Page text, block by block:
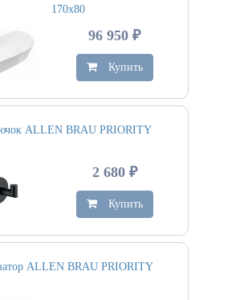
170х80
96 950 ₽
Купить
ALLEN BRAU PRIORITY
2 680 ₽
Купить
ALLEN BRAU PRIORITY